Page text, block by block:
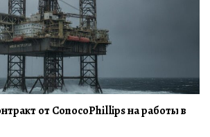
от ConocoPhillips на работы в